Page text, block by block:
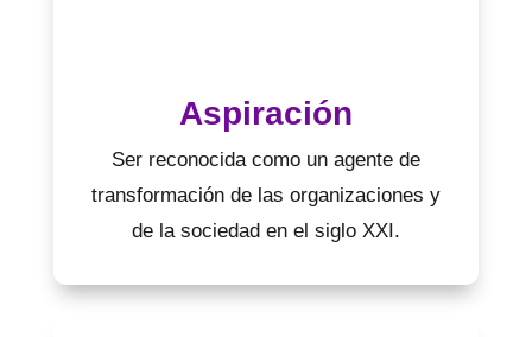
Aspiración
Ser reconocida como un agente de
transformación de las organizaciones y
de la sociedad en el siglo XXI.